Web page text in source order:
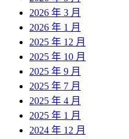
2026 年 3 月
2026 年 1 月
2025 年 12 月
2025 年 10 月
2025 年 9 月
2025 年 7 月
2025 年 4 月
2025 年 1 月
2024 年 12 月